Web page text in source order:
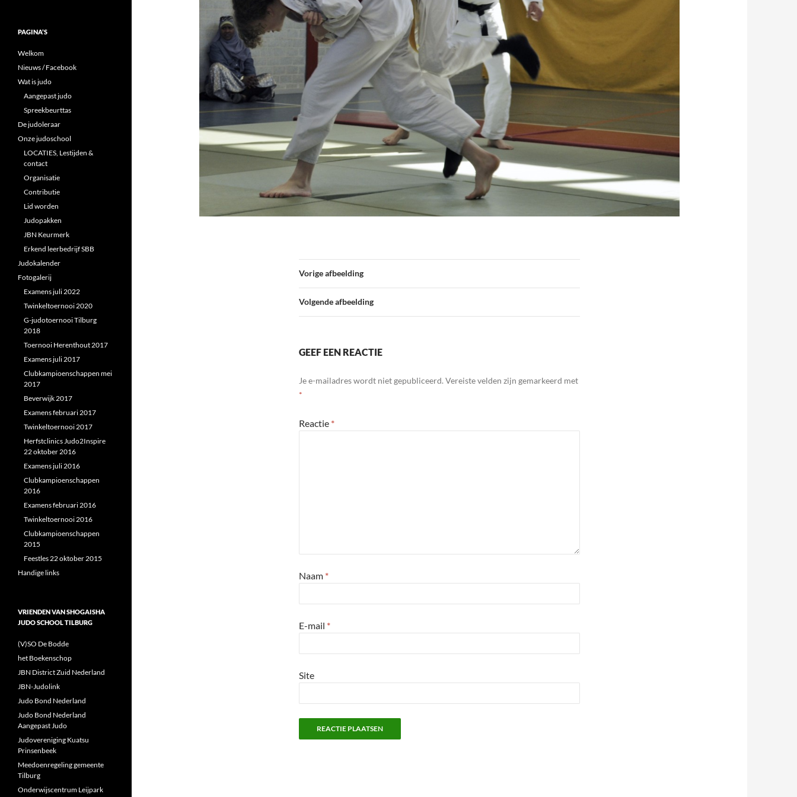
Vorige afbeelding
Volgende afbeelding
GEEF EEN REACTIE
Je e-mailadres wordt niet gepubliceerd. Vereiste velden zijn gemarkeerd met
*
Reactie *
Naam *
E-mail *
Site
PAGINA’S
Welkom
Nieuws / Facebook
Wat is judo
Aangepast judo
Spreekbeurttas
De judoleraar
Onze judoschool
LOCATIES, Lestijden &
contact
Organisatie
Contributie
Lid worden
Judopakken
JBN Keurmerk
Erkend leerbedrijf SBB
Judokalender
Fotogalerij
Examens juli 2022
Twinkeltoernooi 2020
G-judotoernooi Tilburg
2018
Toernooi Herenthout 2017
Examens juli 2017
Clubkampioenschappen mei
2017
Beverwijk 2017
Examens februari 2017
Twinkeltoernooi 2017
Herfstclinics Judo2Inspire
22 oktober 2016
Examens juli 2016
Clubkampioenschappen
2016
Examens februari 2016
Twinkeltoernooi 2016
Clubkampioenschappen
2015
Feestles 22 oktober 2015
Handige links
VRIENDEN VAN SHOGAISHA
JUDO SCHOOL TILBURG
(V)SO De Bodde
het Boekenschop
JBN District Zuid Nederland
JBN-Judolink
Judo Bond Nederland
Judo Bond Nederland
Aangepast Judo
Judovereniging Kuatsu
Prinsenbeek
Meedoenregeling gemeente
Tilburg
Onderwijscentrum Leijpark